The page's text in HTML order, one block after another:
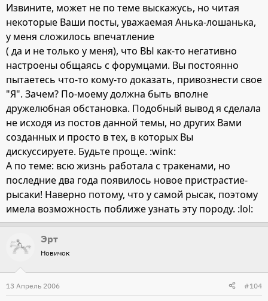
Извините, может не по теме выскажусь, но читая
некоторые Ваши посты, уважаемая Анька-лошанька,
у меня сложилось впечатление
( да и не только у меня), что ВЫ как-то негативно
настроены общаясь с форумцами. Вы постоянно
пытаетесь что-то кому-то доказать, привознести свое
"Я". Зачем? По-моему должна быть вполне
дружелюбная обстановка. Подобный вывод я сделала
не исходя из постов данной темы, но других Вами
созданных и просто в тех, в которых Вы
дискуссируете. Будьте проще. :wink:
А по теме: всю жизнь работала с тракенами, но
последние два года появилось новое пристрастие-
рысаки! Наверно потому, что у самой рысак, поэтому
имела возможность поближе узнать эту породу. :lol:
Эрт
Новичок
13 Апрель 2006 #104